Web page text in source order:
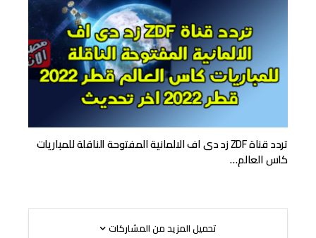
تردد قناة ZDF زد دى اف الالمانية المفتوحة الناقلة للمباريات
كاس العالم…
تحميل المزيد من المشاركات